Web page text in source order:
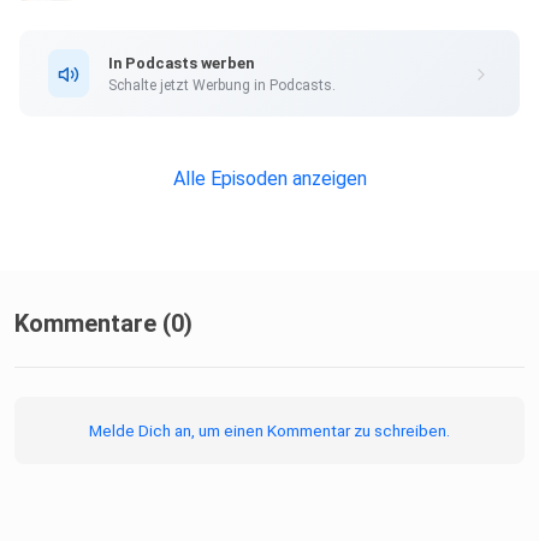
In Podcasts werben
Schalte jetzt Werbung in Podcasts.
Alle Episoden anzeigen
Kommentare (0)
Melde Dich an, um einen Kommentar zu schreiben.